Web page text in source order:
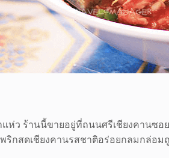
ห่ว ร้านนี้ขายอยู่ที่ถนนศรีเชียงคาน
กสดเชียงคานรสชาติอร่อยกลมกล่อม